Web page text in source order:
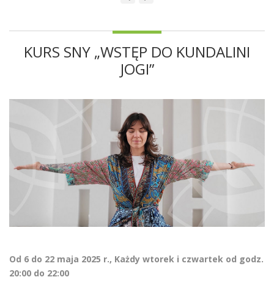
KURS SNY „WSTĘP DO KUNDALINI
JOGI”
Od 6 do 22 maja 2025 r., Każdy wtorek i czwartek od godz.
20:00 do 22:00